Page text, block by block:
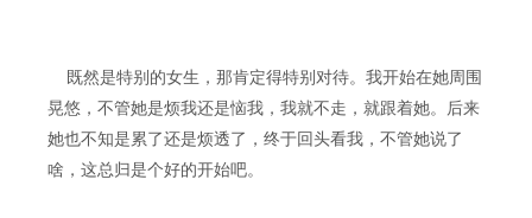
既然是特别的女生，那肯定得特别对待。我开始在她周围
晃悠，不管她是烦我还是恼我，我就不走，就跟着她。后来
她也不知是累了还是烦透了，终于回头看我，不管她说了
啥，这总归是个好的开始吧。